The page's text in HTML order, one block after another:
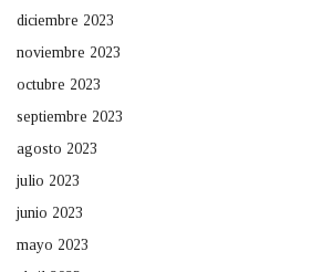
diciembre 2023
noviembre 2023
octubre 2023
septiembre 2023
agosto 2023
julio 2023
junio 2023
mayo 2023